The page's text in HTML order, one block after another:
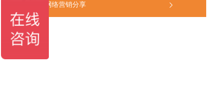
网络营销分享